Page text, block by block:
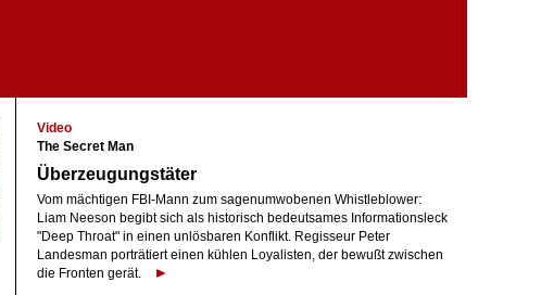
Video
The Secret Man
Überzeugungstäter
Vom mächtigen FBI-Mann zum sagenumwobenen Whistleblower:
Liam Neeson begibt sich als historisch bedeutsames Informationsleck
"Deep Throat" in einen unlösbaren Konflikt. Regisseur Peter
Landesman porträtiert einen kühlen Loyalisten, der bewußt zwischen
die Fronten gerät.